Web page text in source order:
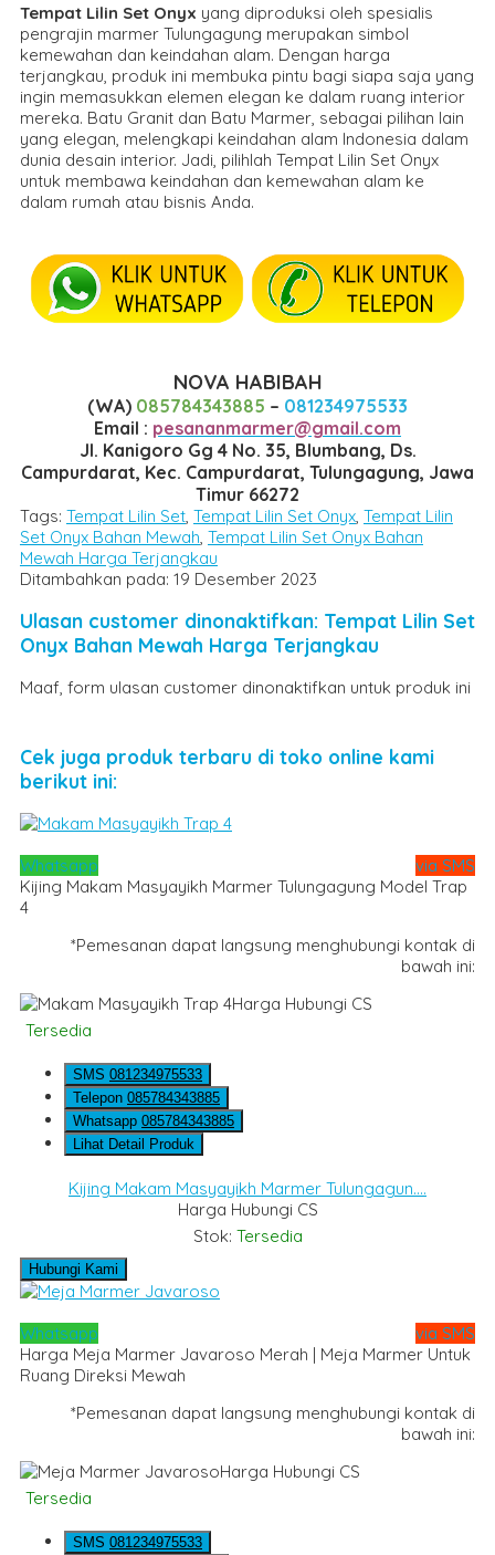
Tempat Lilin Set Onyx yang diproduksi oleh spesialis
pengrajin marmer Tulungagung merupakan simbol
kemewahan dan keindahan alam. Dengan harga
terjangkau, produk ini membuka pintu bagi siapa saja yang
ingin memasukkan elemen elegan ke dalam ruang interior
mereka. Batu Granit dan Batu Marmer, sebagai pilihan lain
yang elegan, melengkapi keindahan alam Indonesia dalam
dunia desain interior. Jadi, pilihlah Tempat Lilin Set Onyx
untuk membawa keindahan dan kemewahan alam ke
dalam rumah atau bisnis Anda.
NOVA HABIBAH
(WA) 085784343885 – 081234975533
Email : pesananmarmer@gmail.com
Jl. Kanigoro Gg 4 No. 35, Blumbang, Ds.
Campurdarat, Kec. Campurdarat, Tulungagung, Jawa
Timur 66272
Tags: Tempat Lilin Set Tempat Lilin Set Onyx Tempat Lilin
Set Onyx Bahan Mewah Tempat Lilin Set Onyx Bahan
Mewah Harga Terjangkau
Ditambahkan pada: 19 Desember 2023
Ulasan customer dinonaktifkan: Tempat Lilin Set
Onyx Bahan Mewah Harga Terjangkau
Maaf, form ulasan customer dinonaktifkan untuk produk ini
Cek juga produk terbaru di toko online kami
berikut ini:
Whatsapp
via SMS
Kijing Makam Masyayikh Marmer Tulungagung Model Trap
4
*Pemesanan dapat langsung menghubungi kontak di
bawah ini:
Harga Hubungi CS
Tersedia
SMS 081234975533
Telepon 085784343885
Whatsapp 085784343885
Lihat Detail Produk
Kijing Makam Masyayikh Marmer Tulungagun....
Harga Hubungi CS
Stok: Tersedia
Hubungi Kami
Whatsapp
via SMS
Harga Meja Marmer Javaroso Merah | Meja Marmer Untuk
Ruang Direksi Mewah
*Pemesanan dapat langsung menghubungi kontak di
bawah ini:
Harga Hubungi CS
Tersedia
SMS 081234975533